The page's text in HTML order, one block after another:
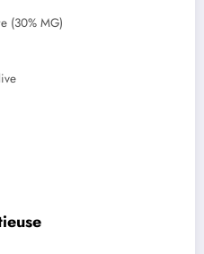
(30% MG)